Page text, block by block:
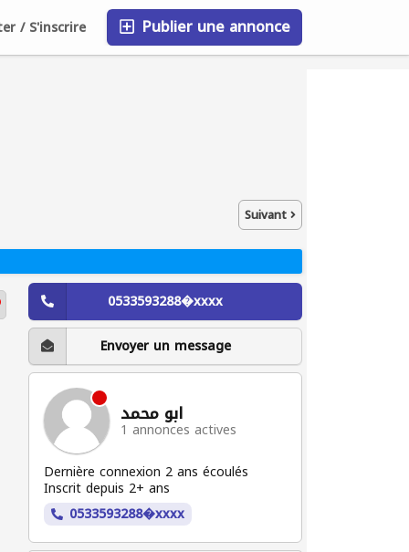
Publier une annonce
/ S'inscrire
Entreprises
Blog
FAQ
Suivant
Envoyer un message
ابو محمد
1 annonces actives
Dernière connexion 2 ans écoulés
Inscrit depuis 2+ ans